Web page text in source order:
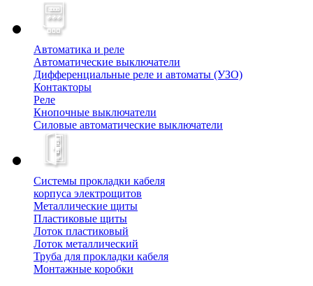
Автоматика и реле
Автоматические выключатели
Дифференциальные реле и автоматы (УЗО)
Контакторы
Реле
Кнопочные выключатели
Силовые автоматические выключатели
Системы прокладки кабеля
корпуса электрощитов
Металлические щиты
Пластиковые щиты
Лоток пластиковый
Лоток металлический
Труба для прокладки кабеля
Монтажные коробки